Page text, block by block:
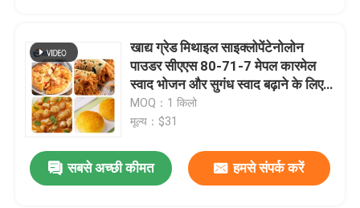
खाद्य ग्रेड मिथाइल साइक्लोपेंटेनोलोन
पाउडर सीएएस 80-71-7 मेपल कारमेल
स्वाद भोजन और सुगंध स्वाद बढ़ाने के लिए
कच्चा माल
MOQ：1 किलो
मूल्य：$31
सबसे अच्छी कीमत हमसे संपर्क करें